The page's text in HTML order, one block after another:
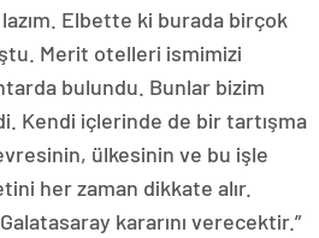
Elbette ki burada birçok
Merit otelleri ismimizi
bulundu. Bunlar bizim
Kendi içlerinde de bir tartışma
ülkesinin ve bu işle
her zaman dikkate alır.
kararını verecektir.”